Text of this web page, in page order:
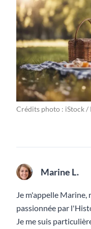
Crédits photo : iStock /
Marine L.
Je m'appelle
passionnée par
Je me suis